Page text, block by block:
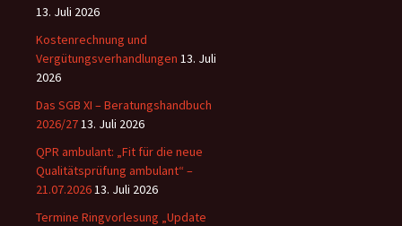
13. Juli 2026
Kostenrechnung und
Vergütungsverhandlungen 13. Juli
2026
Das SGB XI – Beratungshandbuch
2026/2713. Juli 2026
QPR ambulant: „Fit für die neue
Qualitätsprüfung ambulant“ –
21.07.202613. Juli 2026
Termine Ringvorlesung „Update